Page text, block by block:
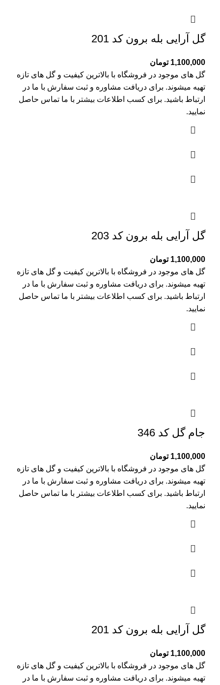
گل آرایی بله برون کد 201
1,100,000 تومان
گل های موجود در فروشگاه با بالاترین کیفیت و گل های تازه
تهیه میشوند. برای دریافت مشاوره و ثبت سفارش با ما در
ارتباط باشید. برای کسب اطلاعات بیشتر با ما تماس حاصل
نمایید.
گل آرایی بله برون کد 203
1,100,000 تومان
گل های موجود در فروشگاه با بالاترین کیفیت و گل های تازه
تهیه میشوند. برای دریافت مشاوره و ثبت سفارش با ما در
ارتباط باشید. برای کسب اطلاعات بیشتر با ما تماس حاصل
نمایید.
جام گل کد 346
1,100,000 تومان
گل های موجود در فروشگاه با بالاترین کیفیت و گل های تازه
تهیه میشوند. برای دریافت مشاوره و ثبت سفارش با ما در
ارتباط باشید. برای کسب اطلاعات بیشتر با ما تماس حاصل
نمایید.
گل آرایی بله برون کد 201
1,100,000 تومان
گل های موجود در فروشگاه با بالاترین کیفیت و گل های تازه
تهیه میشوند. برای دریافت مشاوره و ثبت سفارش با ما در